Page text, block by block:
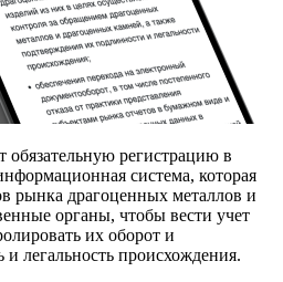
обязательную регистрацию в
система, которая
рынка драгоценных металлов и
органы, чтобы вести учет
их оборот и
легальность происхождения.